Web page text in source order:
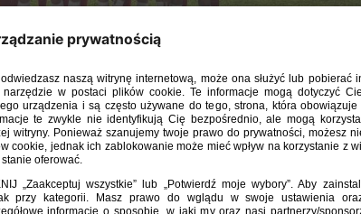
do lat 19 pokonała w towarzyskim meczu na Bilecia
i Hercegowiny. Bramki dla biało-czerwonych zdobyły:
Zgoda, Aisha Nsangou, Aleksandra Bogucka, Julia
Majtczak.